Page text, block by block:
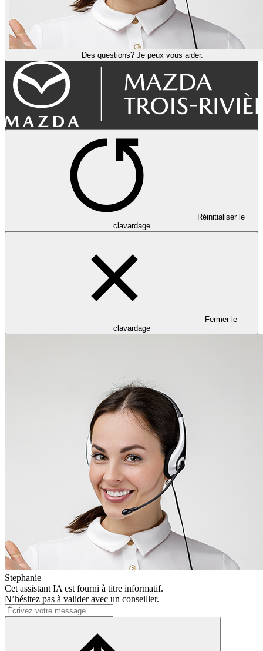
Des questions? Je peux vous aider.
Réinitialiser le
clavardage
Fermer le
clavardage
Stephanie
Cet assistant IA est fourni à titre informatif.
N’hésitez pas à valider avec un conseiller.